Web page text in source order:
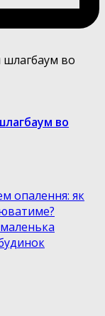
во
опалення: як